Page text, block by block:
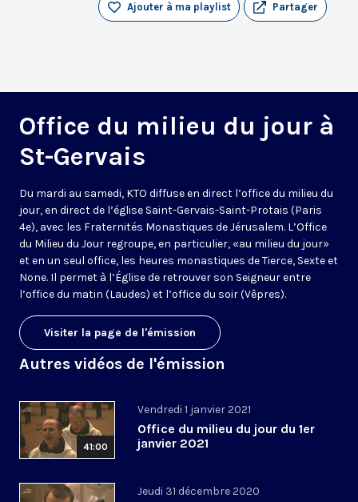
Partager
Ajouter à ma playlist
Office du milieu du jour à
St-Gervais
Du mardi au samedi, KTO diffuse en direct l’office du milieu du
jour, en direct de l’église Saint-Gervais-Saint-Protais (Paris
4e), avec les Fraternités Monastiques de Jérusalem. L’Office
du Milieu du Jour regroupe, en particulier, «au milieu du jour»
et en un seul office, les heures monastiques de Tierce, Sexte et
None. Il permet à l’Église de retrouver son Seigneur entre
l’office du matin (Laudes) et l’office du soir (Vêpres).
Visiter la page de l'émission
Autres vidéos de l'émission
41:00
Vendredi 1 janvier 2021
Office du milieu du jour du 1er
janvier 2021
Jeudi 31 décembre 2020